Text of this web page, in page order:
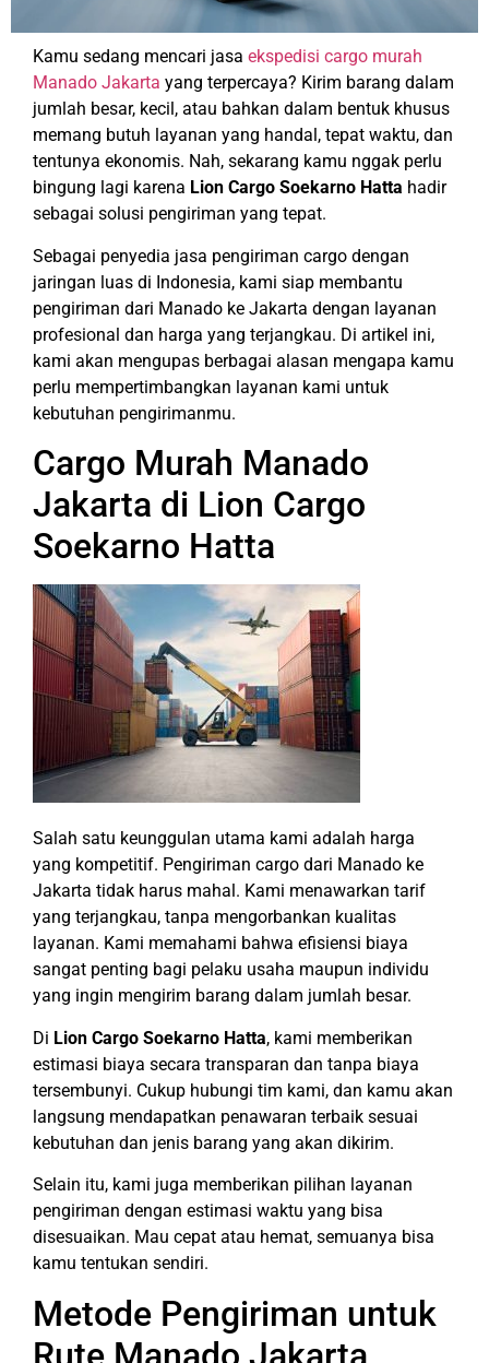
Kamu sedang mencari jasa ekspedisi cargo murah
Manado Jakarta yang terpercaya? Kirim barang dalam
jumlah besar, kecil, atau bahkan dalam bentuk khusus
memang butuh layanan yang handal, tepat waktu, dan
tentunya ekonomis. Nah, sekarang kamu nggak perlu
bingung lagi karena Lion Cargo Soekarno Hatta hadir
sebagai solusi pengiriman yang tepat.
Sebagai penyedia jasa pengiriman cargo dengan
jaringan luas di Indonesia, kami siap membantu
pengiriman dari Manado ke Jakarta dengan layanan
profesional dan harga yang terjangkau. Di artikel ini,
kami akan mengupas berbagai alasan mengapa kamu
perlu mempertimbangkan layanan kami untuk
kebutuhan pengirimanmu.
Cargo Murah Manado
Jakarta di Lion Cargo
Soekarno Hatta
Salah satu keunggulan utama kami adalah harga
yang kompetitif. Pengiriman cargo dari Manado ke
Jakarta tidak harus mahal. Kami menawarkan tarif
yang terjangkau, tanpa mengorbankan kualitas
layanan. Kami memahami bahwa efisiensi biaya
sangat penting bagi pelaku usaha maupun individu
yang ingin mengirim barang dalam jumlah besar.
Di Lion Cargo Soekarno Hatta, kami memberikan
estimasi biaya secara transparan dan tanpa biaya
tersembunyi. Cukup hubungi tim kami, dan kamu akan
langsung mendapatkan penawaran terbaik sesuai
kebutuhan dan jenis barang yang akan dikirim.
Selain itu, kami juga memberikan pilihan layanan
pengiriman dengan estimasi waktu yang bisa
disesuaikan. Mau cepat atau hemat, semuanya bisa
kamu tentukan sendiri.
Metode Pengiriman untuk